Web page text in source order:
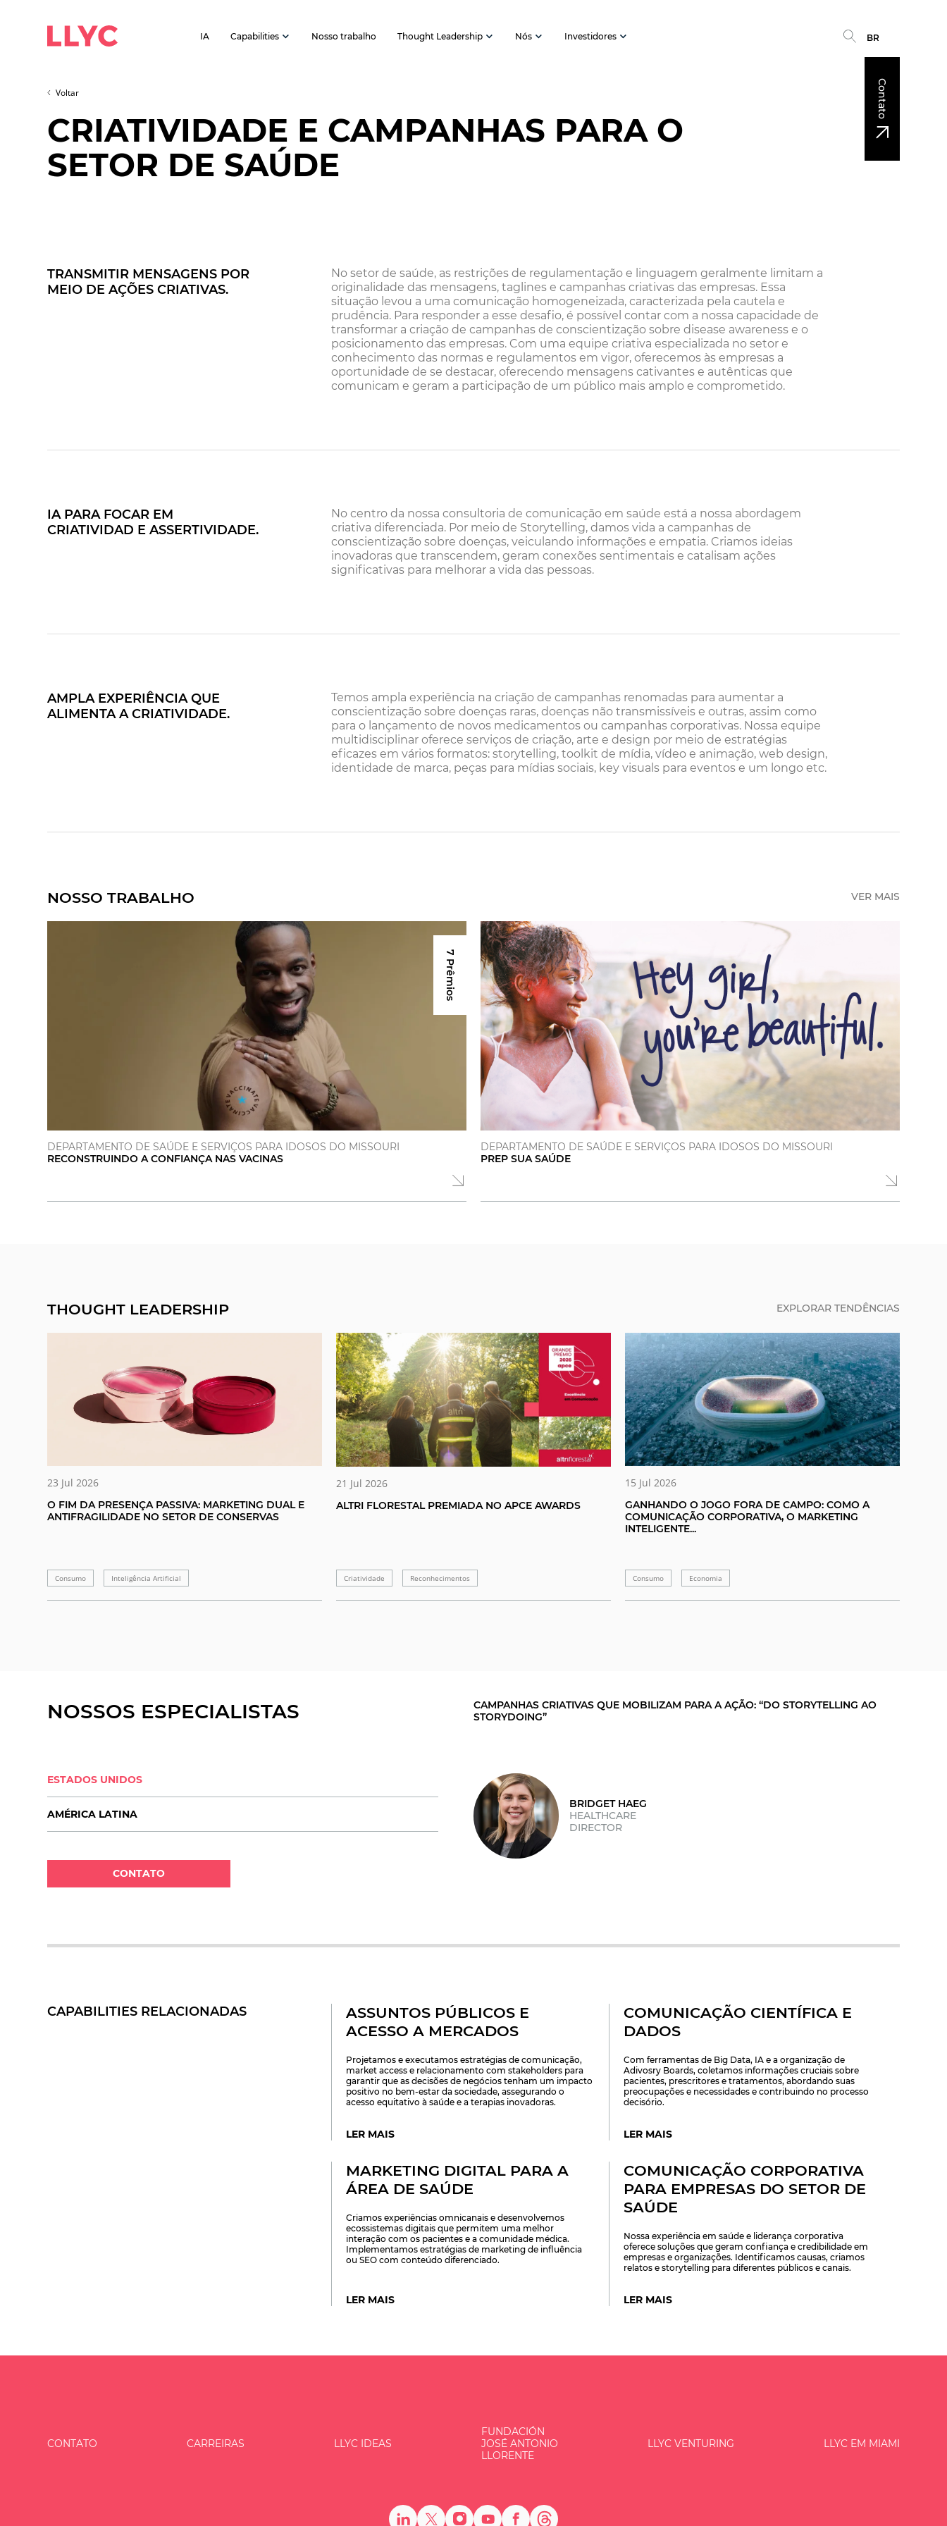
IA Capabilities Nosso trabalho Thought Leadership Nós Investidores BR
Contato
Voltar
CRIATIVIDADE E CAMPANHAS PARA O
SETOR DE SAÚDE
TRANSMITIR MENSAGENS POR
MEIO DE AÇÕES CRIATIVAS.
No setor de saúde, as restrições de regulamentação e linguagem geralmente limitam a
originalidade das mensagens, taglines e campanhas criativas das empresas. Essa
situação levou a uma comunicação homogeneizada, caracterizada pela cautela e
prudência. Para responder a esse desafio, é possível contar com a nossa capacidade de
transformar a criação de campanhas de conscientização sobre disease awareness e o
posicionamento das empresas. Com uma equipe criativa especializada no setor e
conhecimento das normas e regulamentos em vigor, oferecemos às empresas a
oportunidade de se destacar, oferecendo mensagens cativantes e autênticas que
comunicam e geram a participação de um público mais amplo e comprometido.
IA PARA FOCAR EM
CRIATIVIDAD E ASSERTIVIDADE.
No centro da nossa consultoria de comunicação em saúde está a nossa abordagem
criativa diferenciada. Por meio de Storytelling, damos vida a campanhas de
conscientização sobre doenças, veiculando informações e empatia. Criamos ideias
inovadoras que transcendem, geram conexões sentimentais e catalisam ações
significativas para melhorar a vida das pessoas.
AMPLA EXPERIÊNCIA QUE
ALIMENTA A CRIATIVIDADE.
Temos ampla experiência na criação de campanhas renomadas para aumentar a
conscientização sobre doenças raras, doenças não transmissíveis e outras, assim como
para o lançamento de novos medicamentos ou campanhas corporativas. Nossa equipe
multidisciplinar oferece serviços de criação, arte e design por meio de estratégias
eficazes em vários formatos: storytelling, toolkit de mídia, vídeo e animação, web design,
identidade de marca, peças para mídias sociais, key visuals para eventos e um longo etc.
NOSSO TRABALHO VER MAIS
DEPARTAMENTO DE SAÚDE E SERVIÇOS PARA IDOSOS DO MISSOURI
RECONSTRUINDO A CONFIANÇA NAS VACINAS
7 Prêmios
DEPARTAMENTO DE SAÚDE E SERVIÇOS PARA IDOSOS DO MISSOURI
PREP SUA SAÚDE
THOUGHT LEADERSHIP EXPLORAR TENDÊNCIAS
23 Jul 2026
O FIM DA PRESENÇA PASSIVA: MARKETING DUAL E
ANTIFRAGILIDADE NO SETOR DE CONSERVAS
Consumo Inteligência Artificial
21 Jul 2026
ALTRI FLORESTAL PREMIADA NO APCE AWARDS
Criatividade Reconhecimentos
15 Jul 2026
GANHANDO O JOGO FORA DE CAMPO: COMO A
COMUNICAÇÃO CORPORATIVA, O MARKETING
INTELIGENTE...
Consumo Economia
NOSSOS ESPECIALISTAS
CAMPANHAS CRIATIVAS QUE MOBILIZAM PARA A AÇÃO: “DO STORYTELLING AO
STORYDOING”
ESTADOS UNIDOS
AMÉRICA LATINA
CONTATO
BRIDGET HAEG
HEALTHCARE
DIRECTOR
CAPABILITIES RELACIONADAS
ASSUNTOS PÚBLICOS E
ACESSO A MERCADOS
Projetamos e executamos estratégias de comunicação,
market access e relacionamento com stakeholders para
garantir que as decisões de negócios tenham um impacto
positivo no bem-estar da sociedade, assegurando o
acesso equitativo à saúde e a terapias inovadoras.
LER MAIS
COMUNICAÇÃO CIENTÍFICA E
DADOS
Com ferramentas de Big Data, IA e a organização de
Adivosry Boards, coletamos informações cruciais sobre
pacientes, prescritores e tratamentos, abordando suas
preocupações e necessidades e contribuindo no processo
decisório.
LER MAIS
MARKETING DIGITAL PARA A
ÁREA DE SAÚDE
Criamos experiências omnicanais e desenvolvemos
ecossistemas digitais que permitem uma melhor
interação com os pacientes e a comunidade médica.
Implementamos estratégias de marketing de influência
ou SEO com conteúdo diferenciado.
LER MAIS
COMUNICAÇÃO CORPORATIVA
PARA EMPRESAS DO SETOR DE
SAÚDE
Nossa experiência em saúde e liderança corporativa
oferece soluções que geram confiança e credibilidade em
empresas e organizações. Identificamos causas, criamos
relatos e storytelling para diferentes públicos e canais.
LER MAIS
CONTATO CARREIRAS LLYC IDEAS
FUNDACIÓN
JOSÉ ANTONIO
LLORENTE
LLYC VENTURING LLYC EM MIAMI